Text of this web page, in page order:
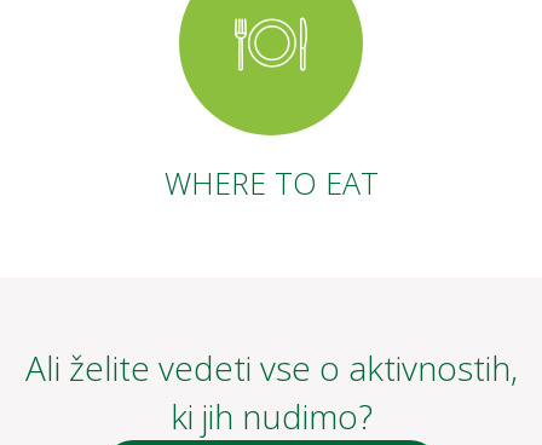
WHERE TO EAT
Ali želite vedeti vse o aktivnostih,
ki jih nudimo?